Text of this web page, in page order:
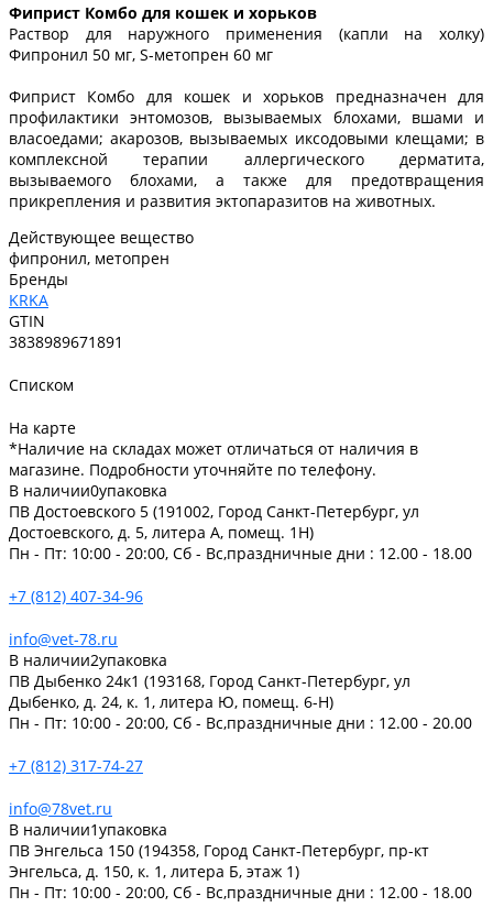
Фиприст Комбо для кошек и хорьков
Раствор для наружного применения (капли на холку)
Фипронил 50 мг, S-метопрен 60 мг
Фиприст Комбо для кошек и хорьков предназначен для
профилактики энтомозов, вызываемых блохами, вшами и
власоедами; акарозов, вызываемых иксодовыми клещами; в
комплексной терапии аллергического дерматита,
вызываемого блохами, а также для предотвращения
прикрепления и развития эктопаразитов на животных.
Действующее вещество
фипронил, метопрен
Бренды
KRKA
GTIN
3838989671891
Списком
На карте
*Наличие на складах может отличаться от наличия в
магазине. Подробности уточняйте по телефону.
В наличии0упаковка
ПВ Достоевского 5 (191002, Город Санкт-Петербург, ул
Достоевского, д. 5, литера А, помещ. 1Н)
Пн - Пт: 10:00 - 20:00, Сб - Вс,праздничные дни : 12.00 - 18.00
+7 (812) 407-34-96
info@vet-78.ru
В наличии2упаковка
ПВ Дыбенко 24к1 (193168, Город Санкт-Петербург, ул
Дыбенко, д. 24, к. 1, литера Ю, помещ. 6-Н)
Пн - Пт: 10:00 - 20:00, Сб - Вс,праздничные дни : 12.00 - 20.00
+7 (812) 317-74-27
info@78vet.ru
В наличии1упаковка
ПВ Энгельса 150 (194358, Город Санкт-Петербург, пр-кт
Энгельса, д. 150, к. 1, литера Б, этаж 1)
Пн - Пт: 10:00 - 20:00, Сб - Вс,праздничные дни : 12.00 - 18.00